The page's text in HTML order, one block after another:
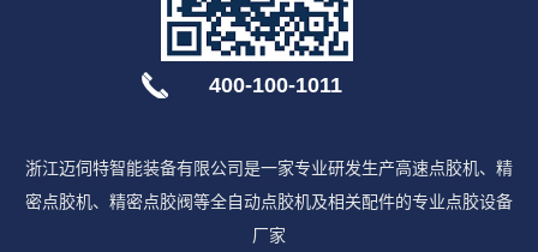
400-100-1011
浙江迈伺特智能装备有限公司是一家专业研发生产高速点胶机、精
密点胶机、精密点胶阀等全自动点胶机及相关配件的专业点胶设备
厂家